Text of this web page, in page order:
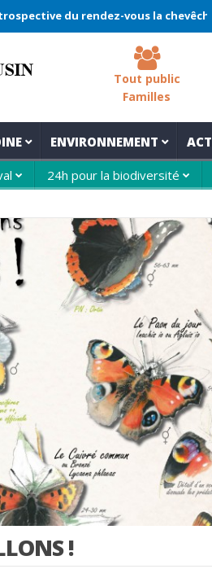
du rendez-vous la chevêche 2026 !
Tout public
Familles
ENVIRONNEMENT
24h pour la biodiversité
!